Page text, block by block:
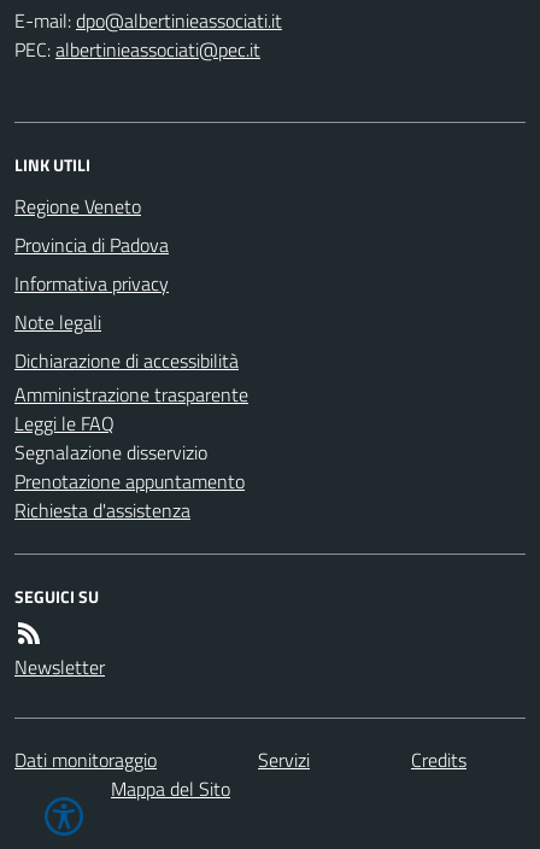
E-mail:
PEC:
LINK UTILI
Regione Veneto
Provincia di Padova
Informativa privacy
Note legali
Dichiarazione di accessibilità
Amministrazione trasparente
Leggi le FAQ
Segnalazione disservizio
Prenotazione appuntamento
Richiesta d'assistenza
SEGUICI SU
Newsletter
Dati monitoraggio Servizi
Credits
Mappa del Sito